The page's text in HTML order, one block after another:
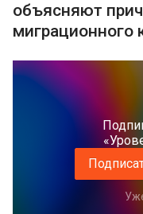
объясняют
миграционного